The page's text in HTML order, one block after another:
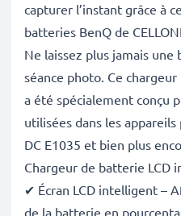
capturer l’instant grâce à
batteries BenQ de
Ne laissez plus jamais
séance photo. Ce
a été spécialement conçu
utilisées dans les
DC E1035 et bien plus
Chargeur de batterie LCD
✔ Écran LCD intelligent –
de la batterie en